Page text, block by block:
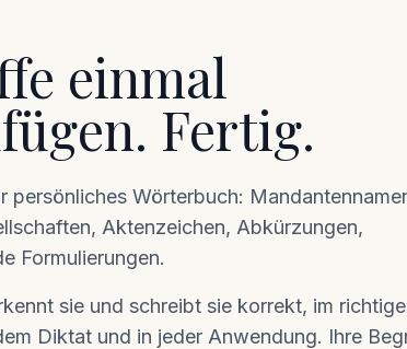
einmal
Fertig.
persönliches Wörterbuch:
Aktenzeichen, Abkürzungen,
Formulierungen.
sie und schreibt sie korrekt, im
Diktat und in jeder Anwendung. Ihre